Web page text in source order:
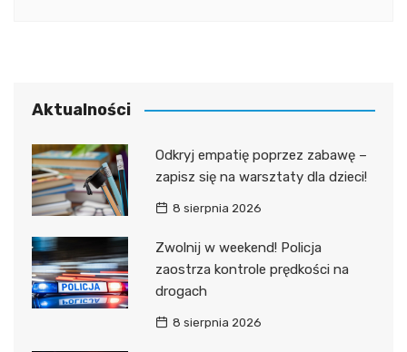
Aktualności
Odkryj empatię poprzez zabawę –
zapisz się na warsztaty dla dzieci!
8 sierpnia 2026
Zwolnij w weekend! Policja
zaostrza kontrole prędkości na
drogach
8 sierpnia 2026